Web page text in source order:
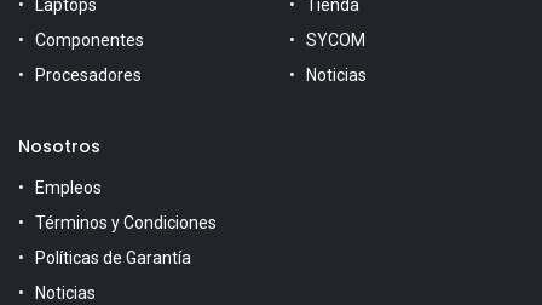
Laptops
Componentes
Procesadores
Tienda
SYCOM
Noticias
Nosotros
Empleos
Términos y Condiciones
Políticas de Garantía
Noticias